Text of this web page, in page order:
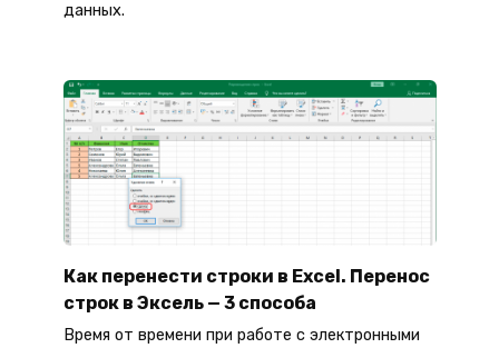
данных.
Как перенести строки в Excel. Перенос
строк в Эксель — 3 способа
Время от времени при работе с электронными